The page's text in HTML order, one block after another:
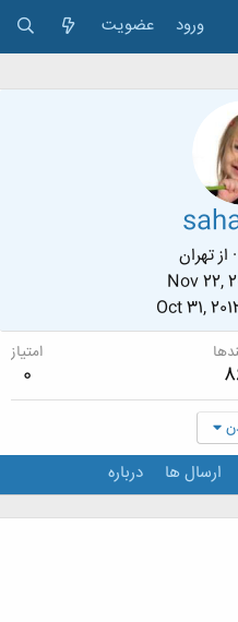
ورود عضویت
· ازتهران
Nov 22,
Oct 31,
امتیاز
0
ارسال ها درباره